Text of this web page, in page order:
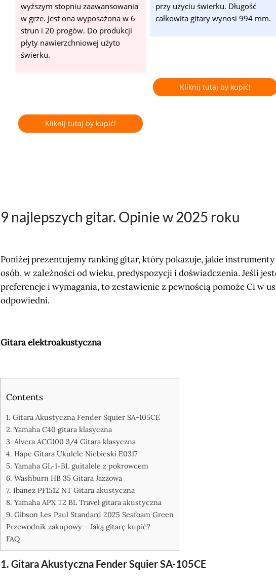
wyższym stopniu zaawansowania
w grze. Jest ona wyposażona w 6
strun i 20 progów. Do produkcji
płyty nawierzchniowej użyto
świerku.
Kliknij tutaj by kupić!
przy użyciu świerku. Długość
całkowita gitary wynosi 994 mm.
Kliknij tutaj by kupić!
9 najlepszych gitar. Opinie w 2025 roku
Poniżej prezentujemy ranking gitar, który pokazuje, jakie
osób, w zależności od wieku, predyspozycji i doświadczenia. Jeśli
preferencje i wymagania, to zestawienie z pewnością pomoże Ci w
odpowiedni.
Gitara elektroakustyczna
Contents
1. Gitara Akustyczna Fender Squier SA-105CE
2. Yamaha C40 gitara klasyczna
3. Alvera ACG100 3/4 Gitara klasyczna
4. Hape Gitara Ukulele Niebieski E0317
5. Yamaha GL-1-BL guitalele z pokrowcem
6. Washburn HB 35 Gitara Jazzowa
7. Ibanez PF1512 NT Gitara akustyczna
8. Yamaha APX T2 BL Travel gitara akustyczna
9. Gibson Les Paul Standard 2025 Seafoam Green
Przewodnik zakupowy – Jaką gitarę kupić?
FAQ
1. Gitara Akustyczna Fender Squier SA-105CE